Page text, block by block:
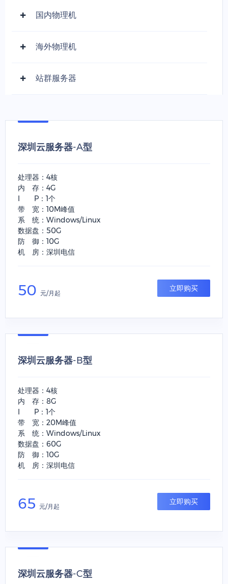
国内物理机
海外物理机
站群服务器
深圳云服务器-A型
处理器：4核
内 存：4G
I P：1个
带 宽：10M峰值
系 统：Windows/Linux
数据盘：50G
防 御：10G
机 房：深圳电信
50 元/月起
立即购买
深圳云服务器-B型
处理器：4核
内 存：8G
I P：1个
带 宽：20M峰值
系 统：Windows/Linux
数据盘：60G
防 御：10G
机 房：深圳电信
65 元/月起
立即购买
深圳云服务器-C型